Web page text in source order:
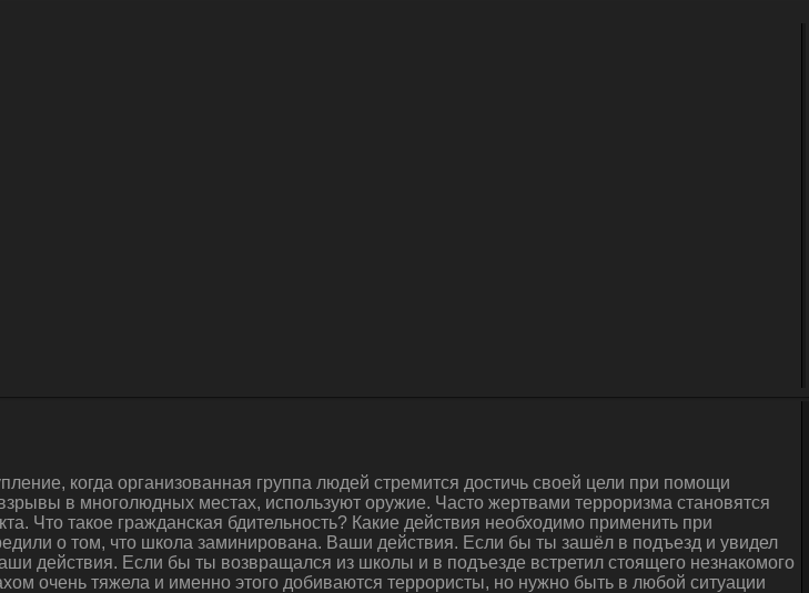
когда организованная группа людей стремится достичь своей цели при помощи
в многолюдных местах, используют оружие. Часто жертвами терроризма становятся
Что такое гражданская бдительность? Какие действия необходимо применить при
о том, что школа заминирована. Ваши действия. Если бы ты зашёл в подъезд и увидел
действия. Если бы ты возвращался из школы и в подъезде встретил стоящего незнакомого
очень тяжела и именно этого добиваются террористы, но нужно быть в любой ситуации